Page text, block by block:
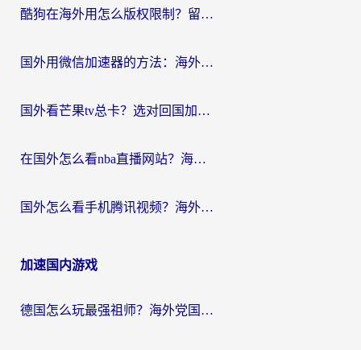
酷狗在海外用怎么版权限制？留学生亲测：3步解决听国内音乐难题
国外用微信加速器的方法：海外党无缝连接国内生活的实用指南
国外看芒果tv总卡？选对回国加速器，轻松追《浪姐》不费劲
在国外怎么看nba直播网站？海外党专属体育观赛指南，告别地区限制！
国外怎么看手机腾讯视频？海外党亲测有效的追剧加速器选择指南
加速国内游戏
德国怎么玩最强祖师？海外党国服游戏加速器选择全攻略（附宝可梦Online实测）